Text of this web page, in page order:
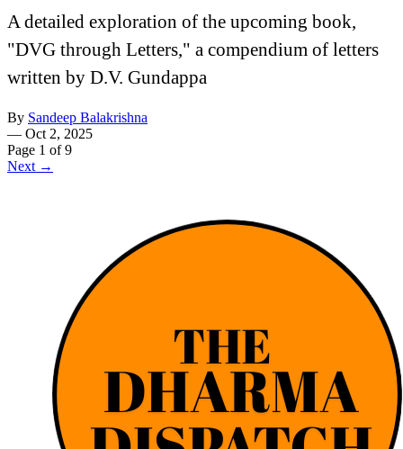
A detailed exploration of the upcoming book,
"DVG through Letters," a compendium of letters
written by D.V. Gundappa
By Sandeep Balakrishna
— Oct 2, 2025
Page 1 of 9
Next →